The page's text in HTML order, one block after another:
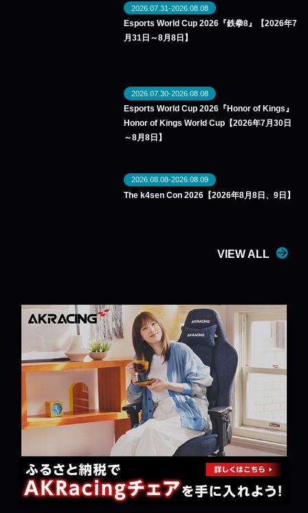
2026.07.31-2026.08.08
Esports World Cup 2026『鉄拳8』【2026年7
月31日～8月8日】
2026.07.30-2026.08.08
Esports World Cup 2026『Honor of Kings』
Honor of Kings World Cup【2026年7月30日
～8月8日】
2026.08.08-2026.08.09
The k4sen Con 2026【2026年8月8日、9日】
VIEW ALL